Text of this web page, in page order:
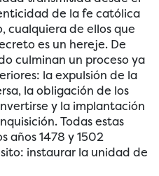
de la fe católica
cualquiera de ellos que
es un hereje. De
culminan un proceso ya
la expulsión de la
la obligación de los
y la implantación
Todas estas
años 1478 y 1502
instaurar la unidad de